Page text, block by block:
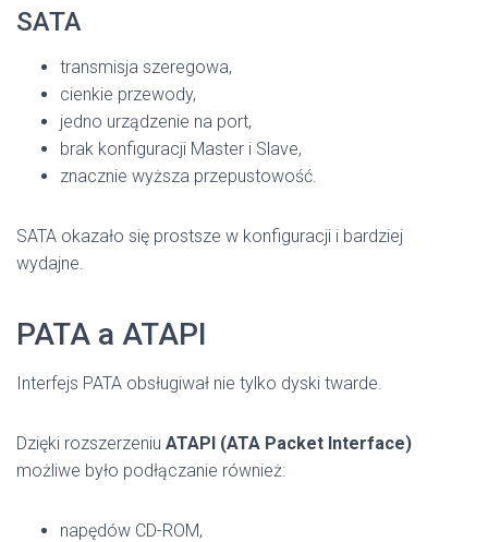
SATA
transmisja szeregowa,
cienkie przewody,
jedno urządzenie na port,
brak konfiguracji Master i Slave,
znacznie wyższa przepustowość.
SATA okazało się prostsze w konfiguracji i bardziej
wydajne.
PATA a ATAPI
Interfejs PATA obsługiwał nie tylko dyski twarde.
Dzięki rozszerzeniu ATAPI (ATA Packet Interface)
możliwe było podłączanie również:
napędów CD-ROM,